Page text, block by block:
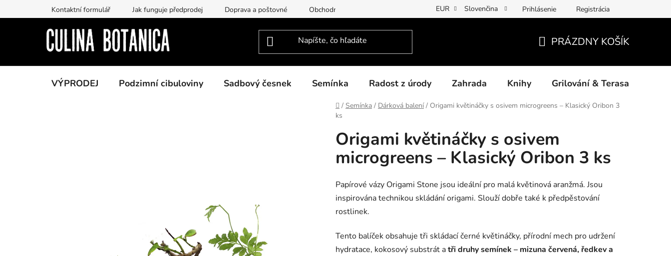
na
Kontaktní formulář Jak funguje předprodej Doprava a poštovné Obchodní podmínky Podmínky ochrany osobních údajů Povinné informace a odkazy ÚKZÚZ
EUR Slovenčina Prihlásenie Registrácia
KOŠÍK
PRÁZDNY KOŠÍK
VÝPRODEJ Podzimní cibuloviny Sadbový česnek Semínka Radost z úrody Zahrada Knihy Grilování & Terasa
Domov
/ Semínka / Dárková balení / Origami květináčky s osivem microgreens – Klasický Oribon 3
ks
Origami květináčky s osivem
microgreens – Klasický Oribon 3 ks
Papírové vázy Origami Stone jsou ideální pro malá květinová aranžmá. Jsou
inspirována technikou skládání origami. Slouží dobře také k předpěstování
rostlinek.
Tento balíček obsahuje tři skládací černé květináčky, přírodní mech pro udržení
hydratace, kokosový substrát atři druhy semínek – mizuna červená, ředkev a